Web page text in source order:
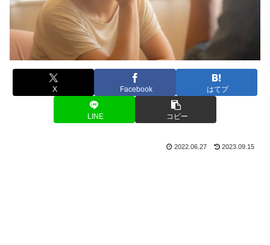
X Facebook はてブ
LINE コピー
2022.06.27 2023.09.15